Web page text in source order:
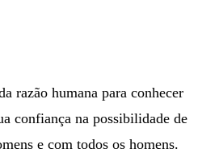
razão humana para conhecer
confiança na possibilidade de
e com todos os homens.